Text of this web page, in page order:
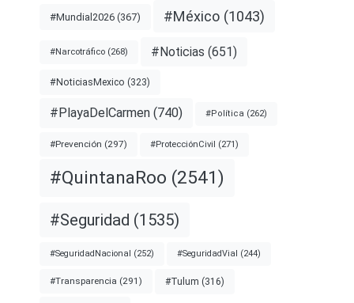
#Mundial2026 (367) #México (1043)
#Narcotráfico (268) #Noticias (651)
#NoticiasMexico (323)
#PlayaDelCarmen (740) #Política (262)
#Prevención (297) #ProtecciónCivil (271)
#QuintanaRoo (2541)
#Seguridad (1535)
#SeguridadNacional (252) #SeguridadVial (244)
#Transparencia (291) #Tulum (316)